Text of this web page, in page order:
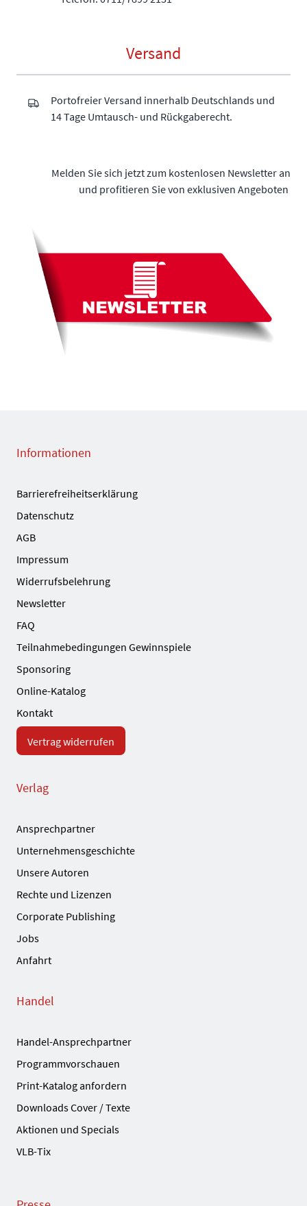
Versand
Portofreier Versand innerhalb Deutschlands und
14 Tage Umtausch- und Rückgaberecht.
Melden Sie sich jetzt zum kostenlosen Newsletter an
und profitieren Sie von exklusiven Angeboten
Informationen
Barrierefreiheitserklärung
Datenschutz
AGB
Impressum
Widerrufsbelehrung
Newsletter
FAQ
Teilnahmebedingungen Gewinnspiele
Sponsoring
Online-Katalog
Kontakt
Vertrag widerrufen
Verlag
Ansprechpartner
Unternehmensgeschichte
Unsere Autoren
Rechte und Lizenzen
Corporate Publishing
Jobs
Anfahrt
Handel
Handel-Ansprechpartner
Programmvorschauen
Print-Katalog anfordern
Downloads Cover / Texte
Aktionen und Specials
VLB-Tix